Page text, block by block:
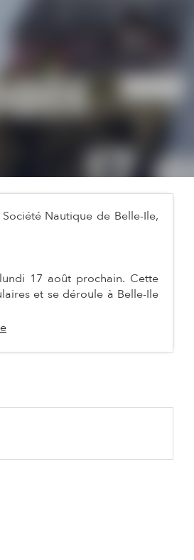
Nautique de Belle-Ile,
17 août prochain. Cette
et se déroule à Belle-Ile